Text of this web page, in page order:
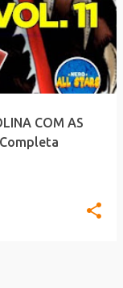
COM AS
Completa